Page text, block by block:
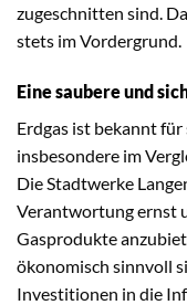
zugeschnitten sind.
stets im Vordergrund.
Eine saubere und
Erdgas ist bekannt
insbesondere im
Die Stadtwerke
Verantwortung ernst
Gasprodukte
ökonomisch sinnvoll
Investitionen in die